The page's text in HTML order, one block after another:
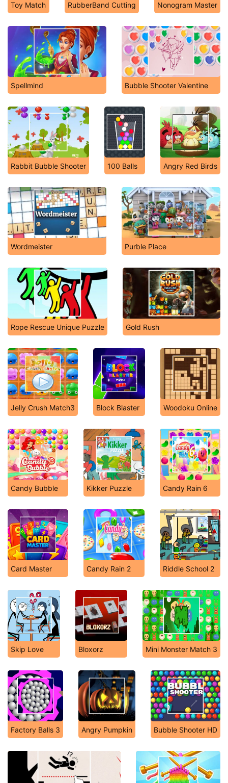
Toy Match RubberBand Cutting Nonogram Master
Spellmind Bubble Shooter Valentine
Rabbit Bubble Shooter 100 Balls Angry Red Birds
Wordmeister Purble Place
Rope Rescue Unique Puzzle Gold Rush
Jelly Crush Match3 Block Blaster Woodoku Online
Candy Bubble Kikker Puzzle Candy Rain 6
Card Master Candy Rain 2 Riddle School 2
Skip Love Bloxorz Mini Monster Match 3
Factory Balls 3 Angry Pumpkin Bubble Shooter HD